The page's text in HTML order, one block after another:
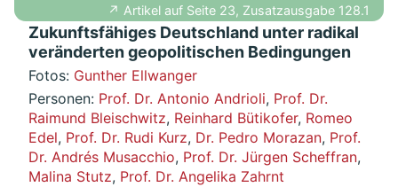
↗ Artikel auf Seite 23, Zusatzausgabe 128.1
Zukunftsfähiges Deutschland unter radikal
veränderten geopolitischen Bedingungen
Fotos: Gunther Ellwanger
Personen: Prof. Dr. Antonio Andrioli, Prof. Dr.
Raimund Bleischwitz, Reinhard Bütikofer, Romeo
Edel, Prof. Dr. Rudi Kurz, Dr. Pedro Morazan, Prof.
Dr. Andrés Musacchio, Prof. Dr. Jürgen Scheffran,
Malina Stutz, Prof. Dr. Angelika Zahrnt